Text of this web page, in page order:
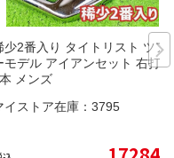
少2番入り タイトリスト ツア
モデル アイアンセット 右打ち
メンズ
イストア在庫： 3795